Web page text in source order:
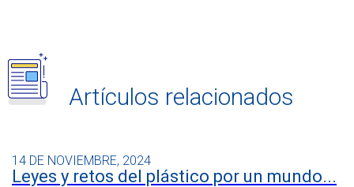
Artículos relacionados
14 DE NOVIEMBRE, 2024
Leyes y retos del plástico por un mundo...